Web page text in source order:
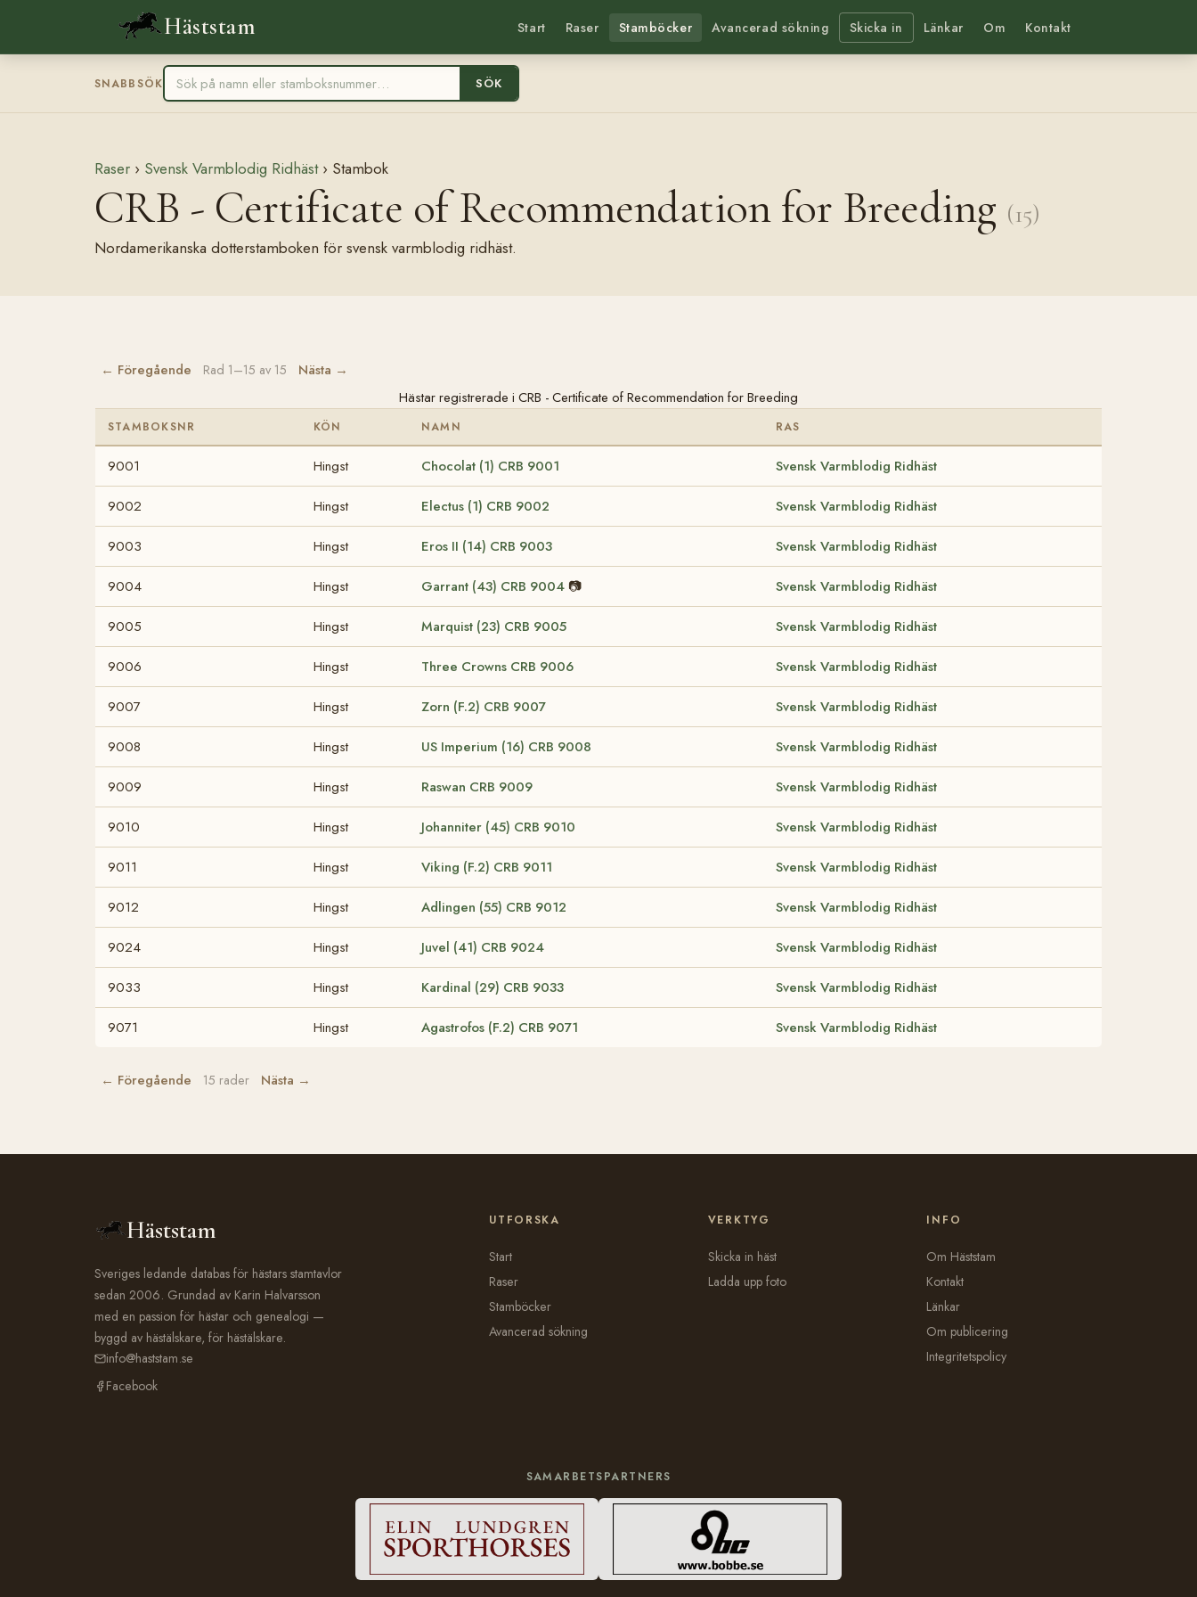
Häststam Start Raser Stamböcker Avancerad sökning Skicka in Länkar Om Kontakt
SNABBSÖK SÖK
Raser › Svensk Varmblodig Ridhäst› Stambok
CRB - Certificate of Recommendation for Breeding (15)
Nordamerikanska dotterstamboken för svensk varmblodig ridhäst.
← Föregående Rad 1–15 av 15
Nästa →
Hästar registrerade i CRB - Certificate of Recommendation for Breeding
STAMBOKSNR KÖN NAMN RAS
9001 Hingst Chocolat (1) CRB 9001 Svensk Varmblodig Ridhäst
9002 Hingst Electus (1) CRB 9002 Svensk Varmblodig Ridhäst
9003 Hingst Eros II (14) CRB 9003 Svensk Varmblodig Ridhäst
9004 Hingst Garrant (43) CRB 9004 📷 Svensk Varmblodig Ridhäst
9005 Hingst Marquist (23) CRB 9005 Svensk Varmblodig Ridhäst
9006 Hingst Three Crowns CRB 9006 Svensk Varmblodig Ridhäst
9007 Hingst Zorn (F.2) CRB 9007 Svensk Varmblodig Ridhäst
9008 Hingst US Imperium (16) CRB 9008 Svensk Varmblodig Ridhäst
9009 Hingst Raswan CRB 9009 Svensk Varmblodig Ridhäst
9010 Hingst Johanniter (45) CRB 9010 Svensk Varmblodig Ridhäst
9011 Hingst Viking (F.2) CRB 9011 Svensk Varmblodig Ridhäst
9012 Hingst Adlingen (55) CRB 9012 Svensk Varmblodig Ridhäst
9024 Hingst Juvel (41) CRB 9024 Svensk Varmblodig Ridhäst
9033 Hingst Kardinal (29) CRB 9033 Svensk Varmblodig Ridhäst
9071 Hingst Agastrofos (F.2) CRB 9071 Svensk Varmblodig Ridhäst
← Föregående 15 rader Nästa →
Häststam
Sveriges ledande databas för hästars stamtavlor
sedan 2006. Grundad av Karin Halvarsson
med en passion för hästar och genealogi —
byggd av hästälskare, för hästälskare.
info@haststam.se
Facebook
UTFORSKA
Start
Raser
Stamböcker
Avancerad sökning
VERKTYG
Skicka in häst
Ladda upp foto
INFO
Om Häststam
Kontakt
Länkar
Om publicering
Integritetspolicy
SAMARBETSPARTNERS